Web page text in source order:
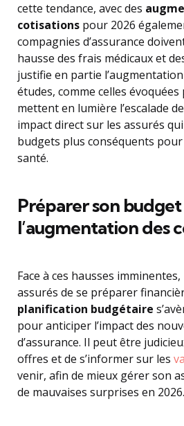
cette tendance, avec des
cotisations pour 2026
compagnies d’assurance
hausse des frais médicaux et
justifie en partie
études, comme celles évoquées
mettent en lumière l’escalade
impact direct sur les assurés
budgets plus conséquents
santé.
Préparer son
l’augmentation des
Face à ces hausses
assurés de se préparer
planification budgétaire
pour anticiper l’impact des
d’assurance. Il peut être
offres et de s’informer sur les
venir, afin de mieux gérer son
de mauvaises surprises en 2026.